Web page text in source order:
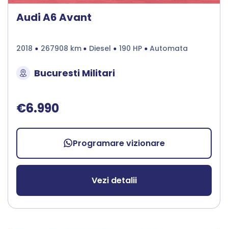
Audi A6 Avant
2018 267908 km Diesel 190 HP Automata
Bucuresti Militari
€6.990
Programare vizionare
Vezi detalii